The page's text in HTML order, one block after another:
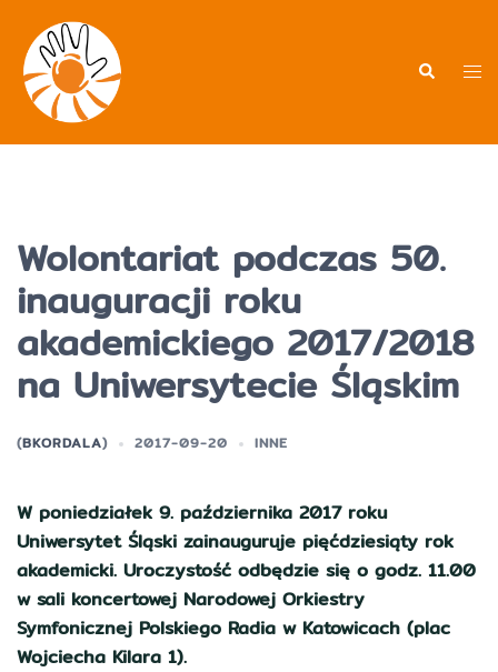
treści
Wolontariat podczas 50.
inauguracji roku
akademickiego 2017/2018
na Uniwersytecie Śląskim
(BKORDALA) 2017-09-20 INNE
W poniedziałek 9. października 2017 roku
Uniwersytet Śląski zainauguruje pięćdziesiąty rok
akademicki. Uroczystość odbędzie się o godz. 11.00
w sali koncertowej Narodowej Orkiestry
Symfonicznej Polskiego Radia w Katowicach (plac
Wojciecha Kilara 1).